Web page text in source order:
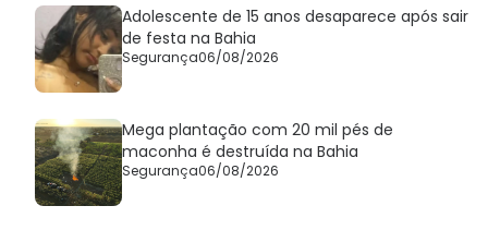
Adolescente de 15 anos desaparece após sair
de festa na Bahia
Segurança06/08/2026
Mega plantação com 20 mil pés de
maconha é destruída na Bahia
Segurança06/08/2026